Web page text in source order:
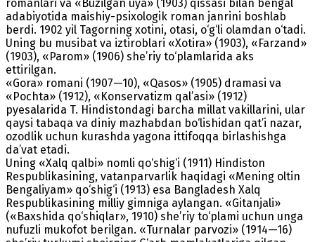
romanlari va «Buzilgan uya» (1903) qissasi bilan bengal
adabiyotida maishiy-psixologik roman janrini boshlab
berdi. 1902 yil Tagorning xotini, otasi, o‘g‘li olamdan o‘tadi.
Uning bu musibat va iztiroblari «Xotira» (1903), «Farzand»
(1903), «Parom» (1906) she’riy to‘plamlarida aks
ettirilgan.
«Gora» romani (1907—10), «Qasos» (1905) dramasi va
«Pochta» (1912), «Konservatizm qal’asi» (1912)
pyesalarida T. Hindistondagi barcha millat vakillarini, ular
qaysi tabaqa va diniy mazhabdan bo‘lishidan qat’i nazar,
ozodlik uchun kurashda yagona ittifoqqa birlashishga
da’vat etadi.
Uning «Xalq qalbi» nomli qo‘shig‘i (1911) Hindiston
Respublikasining, vatanparvarlik haqidagi «Mening oltin
Bengaliyam» qo‘shig‘i (1913) esa Bangladesh Xalq
Respublikasining milliy gimniga aylangan. «Gitanjali»
(«Baxshida qo‘shiqlar», 1910) she’riy to‘plami uchun unga
nufuzli mukofot berilgan. «Turnalar parvozi» (1914—16)